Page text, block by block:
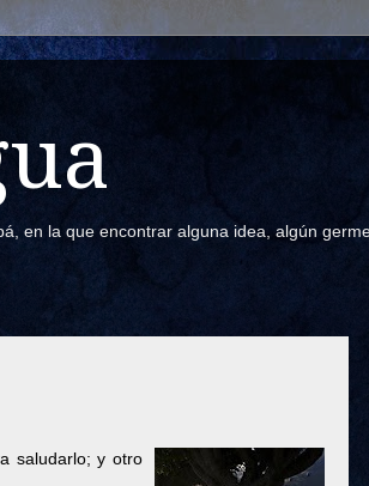
en la que encontrar alguna idea, algún
saludarlo; y otro